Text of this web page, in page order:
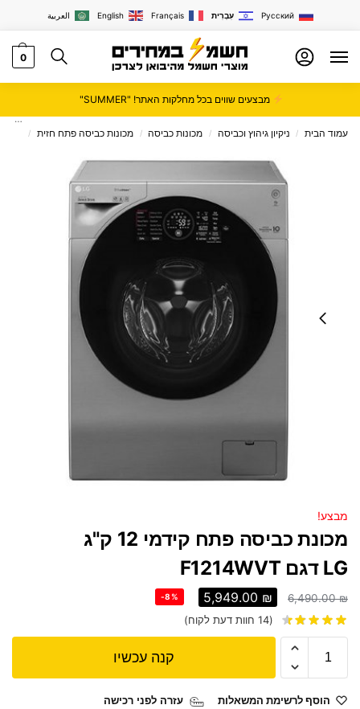
العربية English Français עִבְרִית Русский
0
מבצעים שווים בכל מחלקות האתר! "SUMMER"
עמוד הבית / ניקיון גיהוץ וכביסה / מכונות כביסה / מכונות כביסה פתח חזית /
מבצע!
מכונת כביסה ‏פתח קידמי 12 ‏ק"ג
LG דגם F1214WVT
6,490.00₪
5,949.00 ₪
-8%
(
14 חוות דעת לקוח)
קנה עכשיו
הוסף לרשימת המשאלות עזרה לפני רכישה